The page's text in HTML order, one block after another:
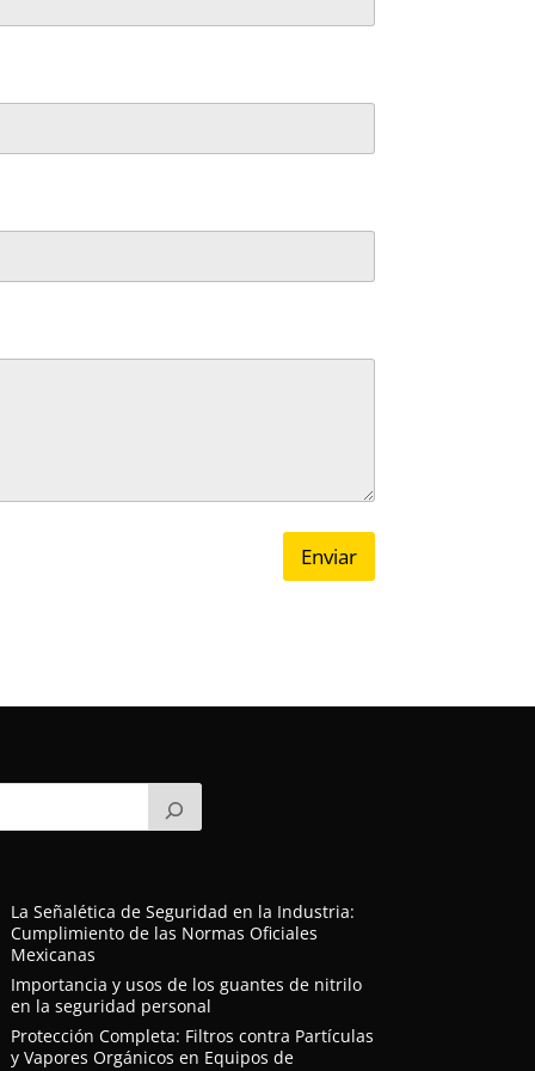
Enviar
La Señalética de Seguridad en la Industria:
Cumplimiento de las Normas Oficiales
Mexicanas
Importancia y usos de los guantes de nitrilo
en la seguridad personal
Protección Completa: Filtros contra Partículas
y Vapores Orgánicos en Equipos de